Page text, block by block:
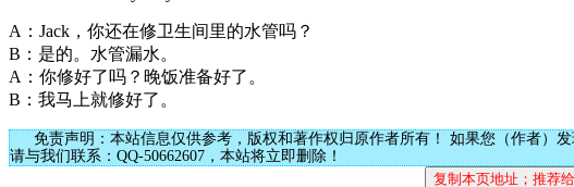
A：Jack，你还在修卫生间里的水管吗？
B：是的。水管漏水。
A：你修好了吗？晚饭准备好了。
B：我马上就修好了。
免责声明：本站信息仅供参考，版权和著作权归原作者所有！ 如果您（作者）发
请与我们联系：QQ-50662607，本站将立即删除！